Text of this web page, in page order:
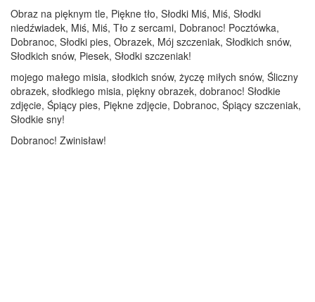
Obraz na pięknym tle, Piękne tło, Słodki Miś, Miś, Słodki
niedźwiadek, Miś, Miś, Tło z sercami, Dobranoc! Pocztówka,
Dobranoc, Słodki pies, Obrazek, Mój szczeniak, Słodkich snów,
Słodkich snów, Piesek, Słodki szczeniak!
mojego małego misia, słodkich snów, życzę miłych snów, Śliczny
obrazek, słodkiego misia, piękny obrazek, dobranoc! Słodkie
zdjęcie, Śpiący pies, Piękne zdjęcie, Dobranoc, Śpiący szczeniak,
Słodkie sny!
Dobranoc! Zwinisław!